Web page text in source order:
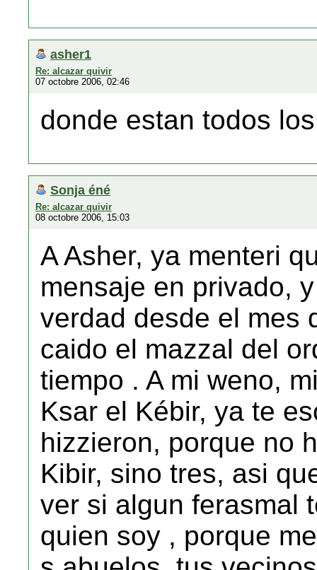
asher1
Re: alcazar quivir
07 octobre 2006, 02:46
donde estan todos
Sonja éné
Re: alcazar quivir
08 octobre 2006, 15:03
A Asher, ya menteri
mensaje en privado,
verdad desde el mes
caido el mazzal del
tiempo . A mi weno,
Ksar el Kébir, ya te
hizzieron, porque no
Kibir, sino tres, asi
ver si algun ferasmal
quien soy , porque